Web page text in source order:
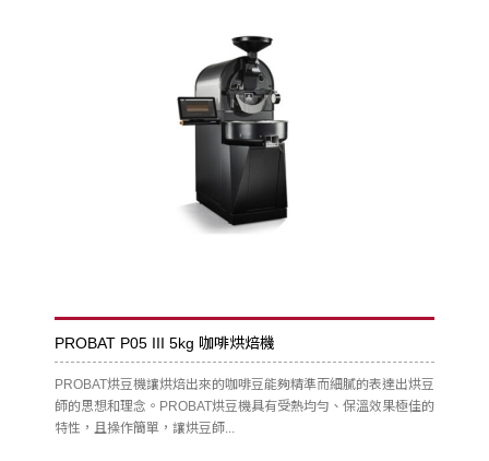
PROBAT P05 III 5kg 咖啡烘焙機
PROBAT烘豆機讓烘焙出來的咖啡豆能夠精準而細膩的表達出烘豆
師的思想和理念。PROBAT烘豆機具有受熱均勻、保溫效果極佳的
特性，且操作簡單，讓烘豆師...